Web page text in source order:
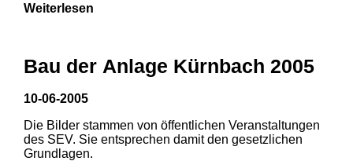
1 2
Weiterlesen
Bau der Anlage Kürnbach 2005
10-06-2005
Die Bilder stammen von öffentlichen Veranstaltungen
des SEV. Sie entsprechen damit den gesetzlichen
Grundlagen.